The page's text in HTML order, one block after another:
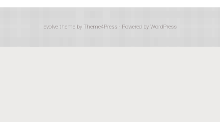
evolvetheme by Theme4Press - Powered by WordPress